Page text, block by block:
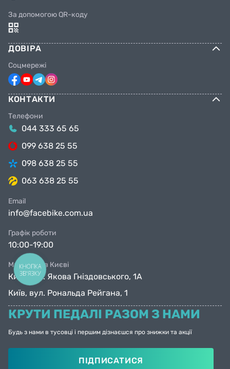
За допомогою QR-коду
ДОВІРА
Соцмережі
КОНТАКТИ
Телефони
044 333 65 65
099 638 25 55
098 638 25 55
063 638 25 55
Email
info@facebike.com.ua
Графік роботи
10:00-19:00
Магазини в Києві
Київ, вул. Якова Гніздовського, 1А
Київ, вул. Рональда Рейгана, 1
КРУТИ ПЕДАЛІ РАЗОМ З НАМИ
Будь з нами в тусовці і першим дізнаєшся про знижки та акції
ПІДПИСАТИСЯ
КНОПКА
ЗВ'ЯЗКУ